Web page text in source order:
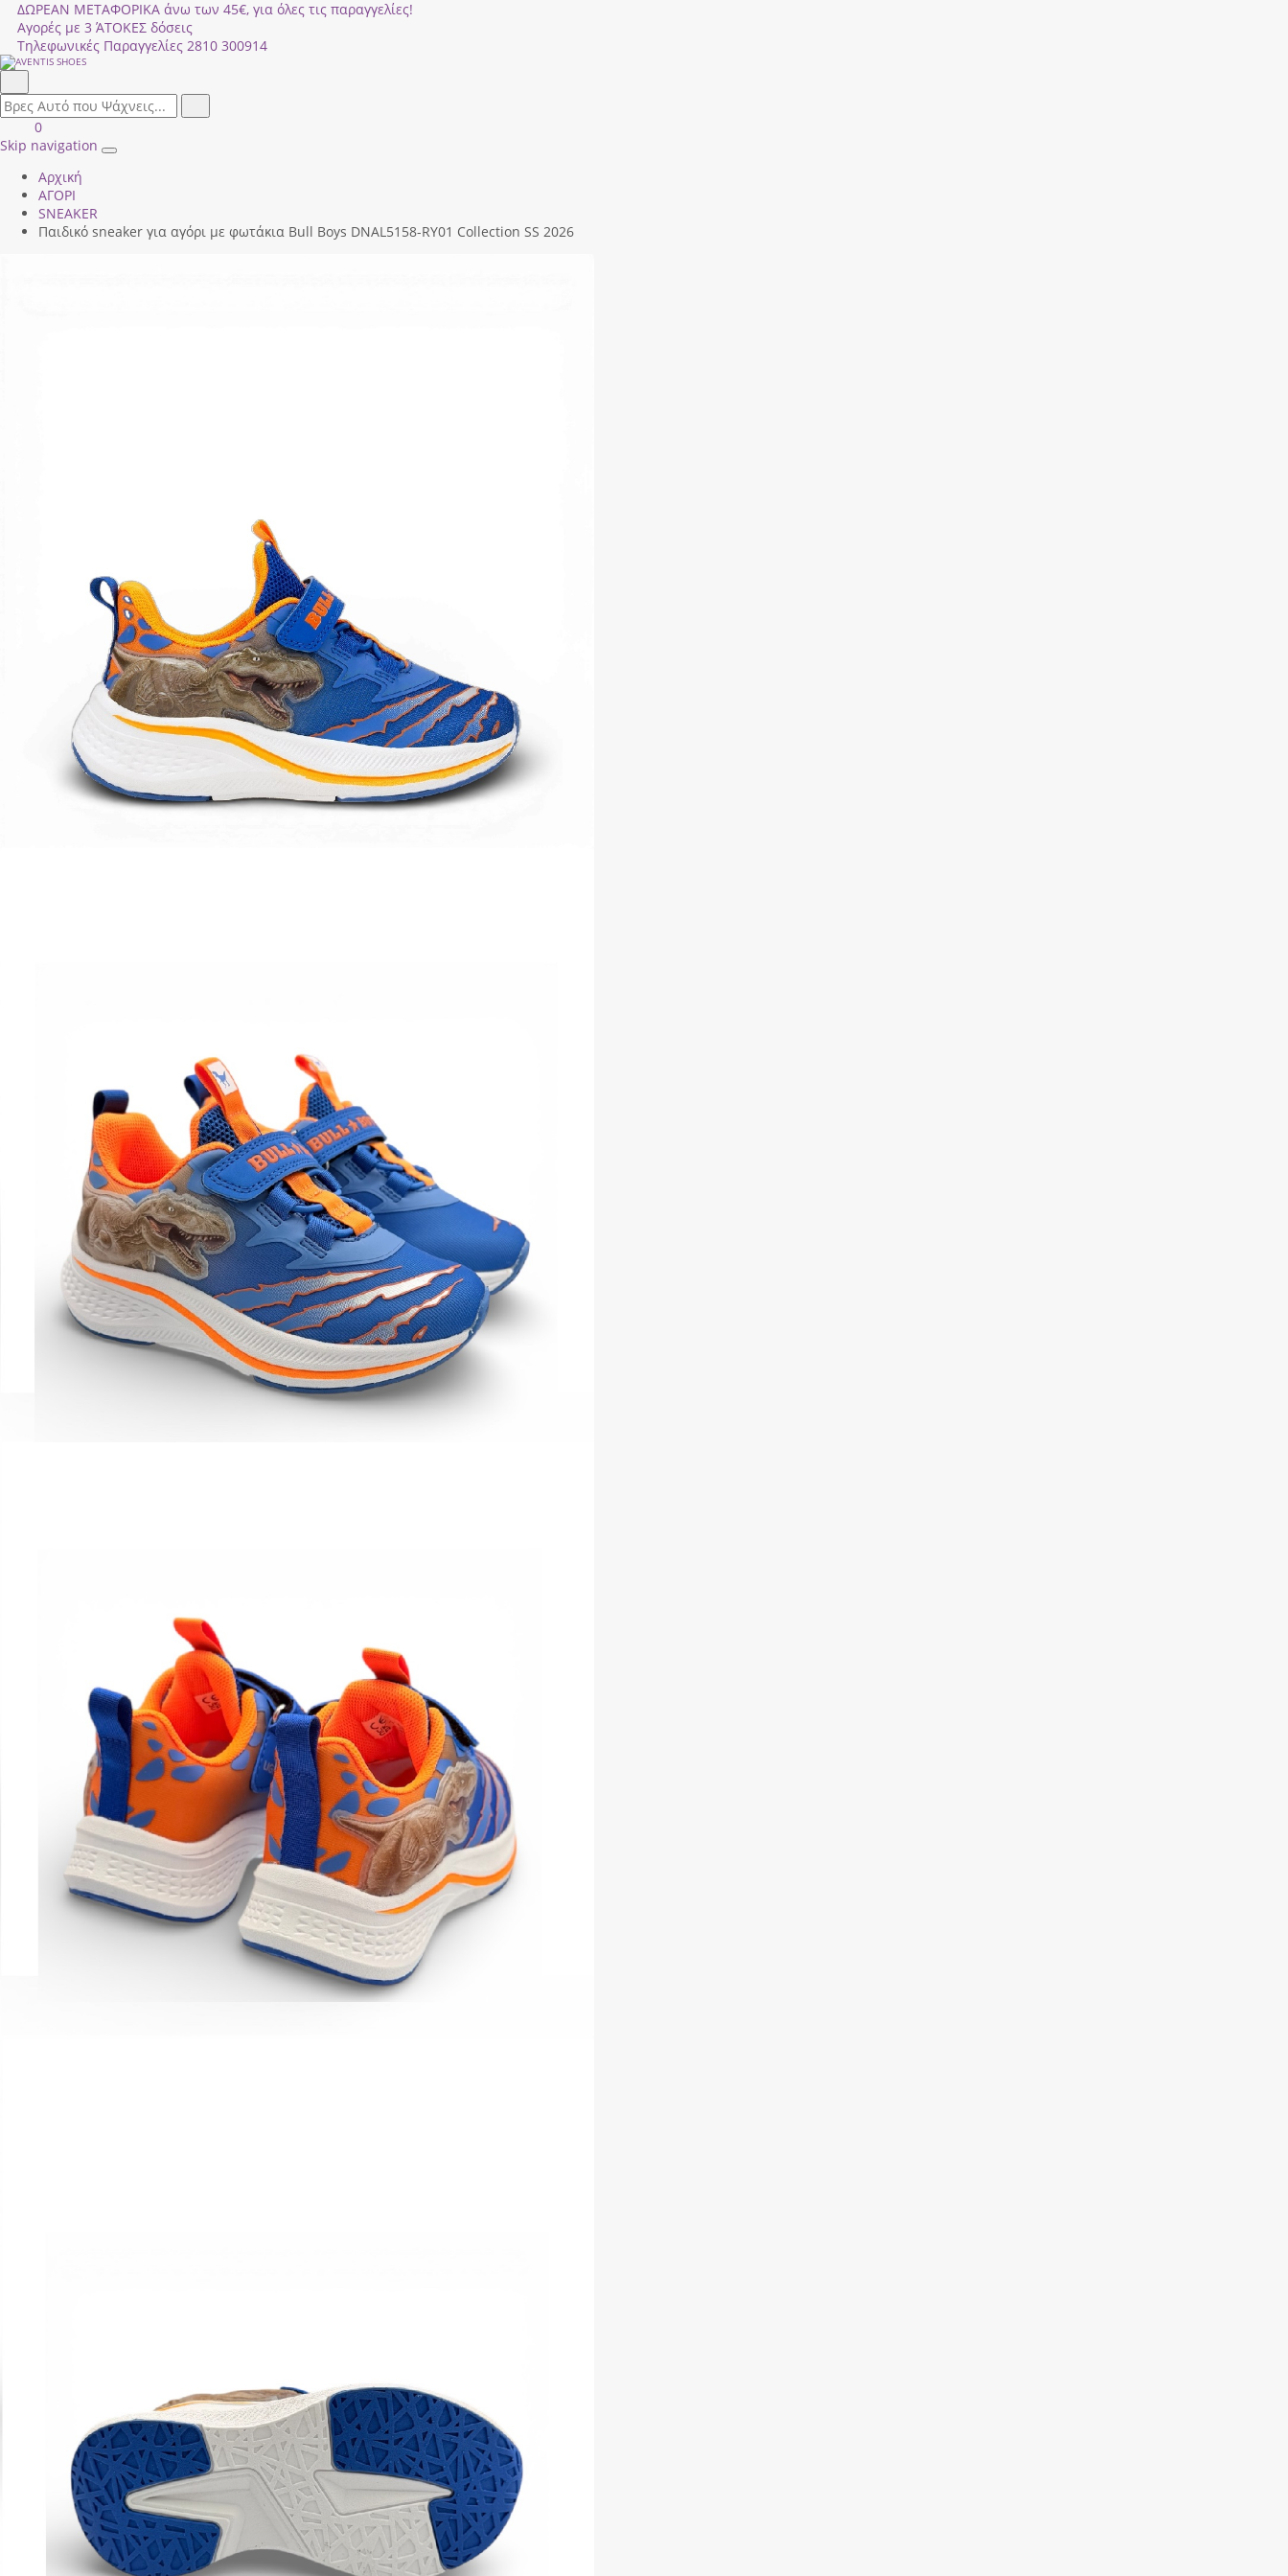
ΔΩΡΕΑΝ ΜΕΤΑΦΟΡΙΚΑ άνω των 45€, για όλες τις παραγγελίες!
Αγορές με 3 ΆΤΟΚΕΣ δόσεις
Τηλεφωνικές Παραγγελίες 2810 300914
field.search
Είσοδος
|
ΚΑΛΑΘΙ
ΑΓΟΡΩΝ
0
Skip navigation
Toggle
Αρχική
ΑΓΟΡΙ
SNEAKER
Παιδικό sneaker για αγόρι με φωτάκια Bull Boys DΝΑL5158-RΥ01 Collection SS 2026